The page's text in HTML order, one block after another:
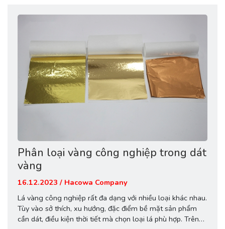
Phân loại vàng công nghiệp trong dát
vàng
16.12.2023 / Hacowa Company
Lá vàng công nghiệp rất đa dạng với nhiều loại khác nhau.
Tùy vào sở thích, xu hướng, đặc điểm bề mặt sản phẩm
cần dát, điều kiện thời tiết mà chọn loại lá phù hợp. Trên